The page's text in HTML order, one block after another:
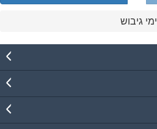
ימי גיבוש